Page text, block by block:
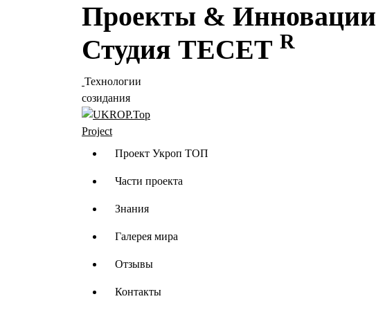
Проекты & Инновации
Студия ТЕСЕТ R
Технологии
созидания
Проект Укроп ТОП
Части проекта
Знания
Галерея мира
Отзывы
Контакты